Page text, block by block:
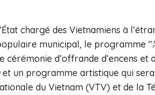
chargé des Vietnamiens à
municipal, le programme "
cérémonie d’offrande d’encens et
et un programme artistique qui
du Vietnam (VTV) et de la